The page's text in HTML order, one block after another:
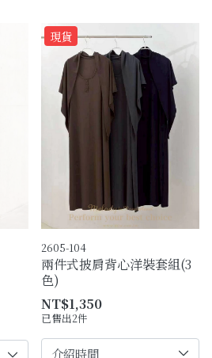
現貨
2605-104
兩件式披肩背心洋裝套組(3
色)
NT$1,350
已售出2件